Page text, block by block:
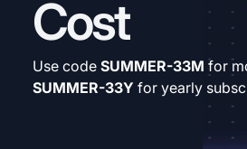
Cost
Use code SUMMER-33M for
SUMMER-33Y for yearly